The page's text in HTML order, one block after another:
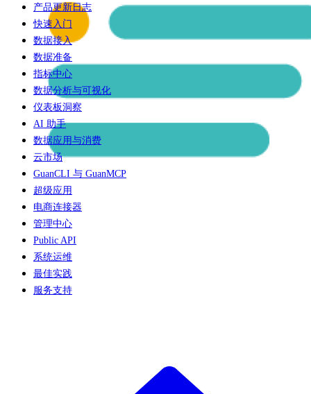
产品更新日志
快速入门
数据接入
数据准备
指标中心
数据分析与可视化
仪表板洞察
AI 助手
数据应用与消费
云市场
GuanCLI 与 GuanMCP
超级应用
电商连接器
管理中心
Public API
系统运维
最佳实践
服务支持